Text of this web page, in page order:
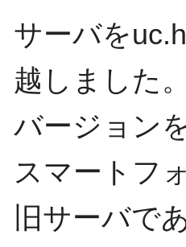
サーバを
越しました
バージョン
スマートフ
旧サーバで